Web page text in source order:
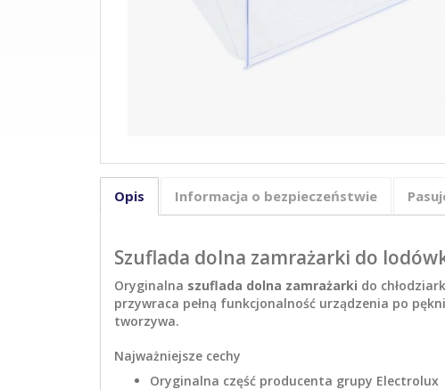
Opis Informacja o bezpieczeństwie
Szuflada dolna zamrażarki do
Oryginalna szuflada dolna zamrażarki do
przywraca pełną funkcjonalność urządzenia po
tworzywa.
Najważniejsze cechy
Oryginalna część producenta grupy Electrolux